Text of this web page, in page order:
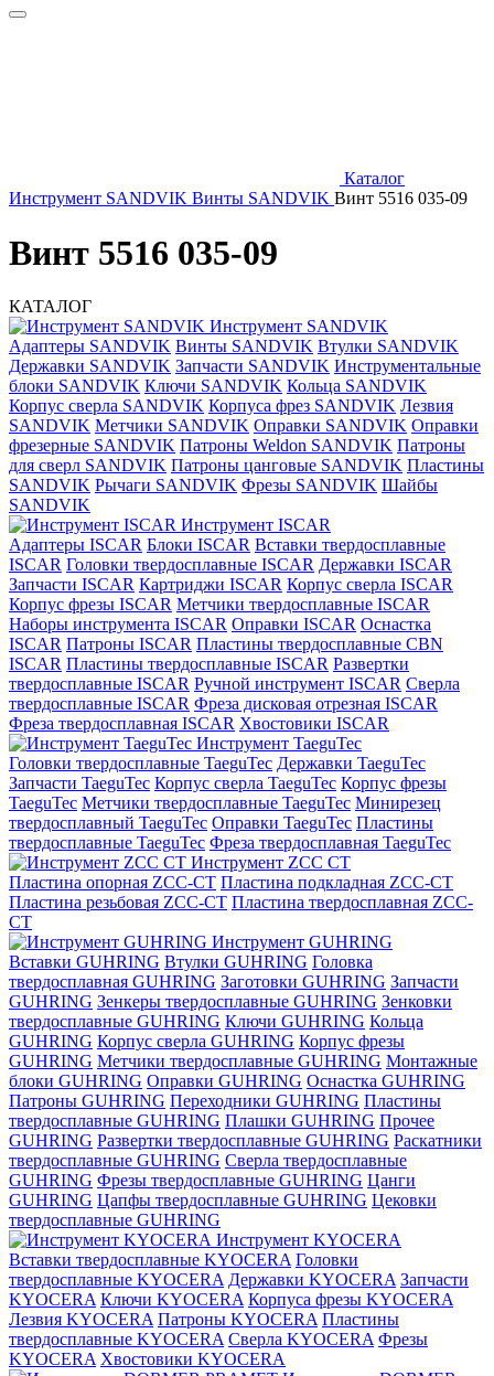
Каталог
Инструмент SANDVIK Винты SANDVIK Винт 5516 035-09
Винт 5516 035-09
КАТАЛОГ
Инструмент SANDVIK
Адаптеры SANDVIK Винты SANDVIK Втулки SANDVIK
Державки SANDVIK Запчасти SANDVIK Инструментальные
блоки SANDVIK Ключи SANDVIK Кольца SANDVIK
Корпус сверла SANDVIK Корпуса фрез SANDVIK Лезвия
SANDVIK Метчики SANDVIK Оправки SANDVIK Оправки
фрезерные SANDVIK Патроны Weldon SANDVIK Патроны
для сверл SANDVIK Патроны цанговые SANDVIK Пластины
SANDVIK Рычаги SANDVIK Фрезы SANDVIK Шайбы
SANDVIK
Инструмент ISCAR
Адаптеры ISCAR Блоки ISCAR Вставки твердосплавные
ISCAR Головки твердосплавные ISCAR Державки ISCAR
Запчасти ISCAR Картриджи ISCAR Корпус сверла ISCAR
Корпус фрезы ISCAR Метчики твердосплавные ISCAR
Наборы инструмента ISCAR Оправки ISCAR Оснастка
ISCAR Патроны ISCAR Пластины твердосплавные CBN
ISCAR Пластины твердосплавные ISCAR Развертки
твердосплавные ISCAR Ручной инструмент ISCAR Сверла
твердосплавные ISCAR Фреза дисковая отрезная ISCAR
Фреза твердосплавная ISCAR Хвостовики ISCAR
Инструмент TaeguTec
Головки твердосплавные TaeguTec Державки TaeguTec
Запчасти TaeguTec Корпус сверла TaeguTec Корпус фрезы
TaeguTec Метчики твердосплавные TaeguTec Минирезец
твердосплавный TaeguTec Оправки TaeguTec Пластины
твердосплавные TaeguTec Фреза твердосплавная TaeguTec
Инструмент ZCС CT
Пластина опорная ZCC-CT Пластина подкладная ZCC-CT
Пластина резьбовая ZCC-CT Пластина твердосплавная ZCC-
CT
Инструмент GUHRING
Вставки GUHRING Втулки GUHRING Головка
твердосплавная GUHRING Заготовки GUHRING Запчасти
GUHRING Зенкеры твердосплавные GUHRING Зенковки
твердосплавные GUHRING Ключи GUHRING Кольца
GUHRING Корпус сверла GUHRING Корпус фрезы
GUHRING Метчики твердосплавные GUHRING Монтажные
блоки GUHRING Оправки GUHRING Оснастка GUHRING
Патроны GUHRING Переходники GUHRING Пластины
твердосплавные GUHRING Плашки GUHRING Прочее
GUHRING Развертки твердосплавные GUHRING Раскатники
твердосплавные GUHRING Сверла твердосплавные
GUHRING Фрезы твердосплавные GUHRING Цанги
GUHRING Цапфы твердосплавные GUHRING Цековки
твердосплавные GUHRING
Инструмент KYOCERA
Вставки твердосплавные KYOCERA Головки
твердосплавные KYOCERA Державки KYOCERA Запчасти
KYOCERA Ключи KYOCERA Корпуса фрезы KYOCERA
Лезвия KYOCERA Патроны KYOCERA Пластины
твердосплавные KYOCERA Сверла KYOCERA Фрезы
KYOCERA Хвостовики KYOCERA